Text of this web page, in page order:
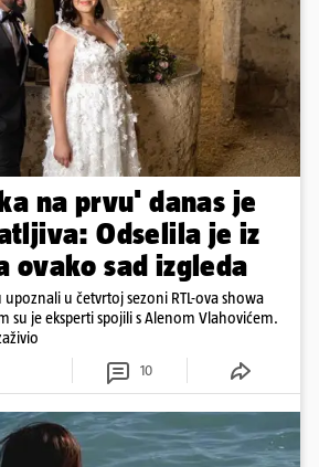
na prvu' danas je
Odselila je iz
ovako sad izgleda
upoznali u četvrtoj sezoni RTL-ova showa
su je eksperti spojili s Alenom Vlahovićem.
10